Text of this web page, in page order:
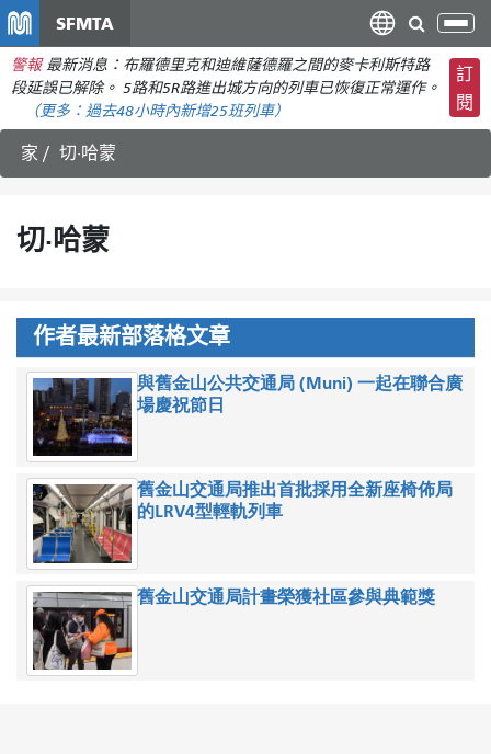
主
要
內
SFMTA
切
換
導
航
警報 最新消息：布羅德里克和迪維薩德羅之間的麥卡利斯特路
段延誤已解除。 5路和5R路進出城方向的列車已恢復正常運作。
（更多： 過去48小時內新增25班列車）
訂
閱
家 切·哈蒙
切·哈蒙
作者最新部落格文章
與舊金山公共交通局 (Muni) 一起在聯合廣
場慶祝節日
舊金山交通局推出首批採用全新座椅佈局
的LRV4型輕軌列車
舊金山交通局計畫榮獲社區參與典範獎